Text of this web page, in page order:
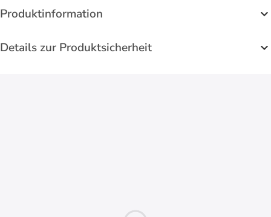
Produktinformation
Details zur Produktsicherheit